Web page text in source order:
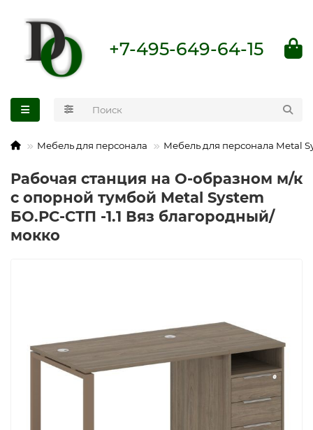
+7-495-649-64-15
Мебель для персонала Мебель для персонала Metal
Рабочая станция на О-образном м/к
с опорной тумбой Metal System
БО.РС-СТП -1.1 Вяз благородный/
мокко